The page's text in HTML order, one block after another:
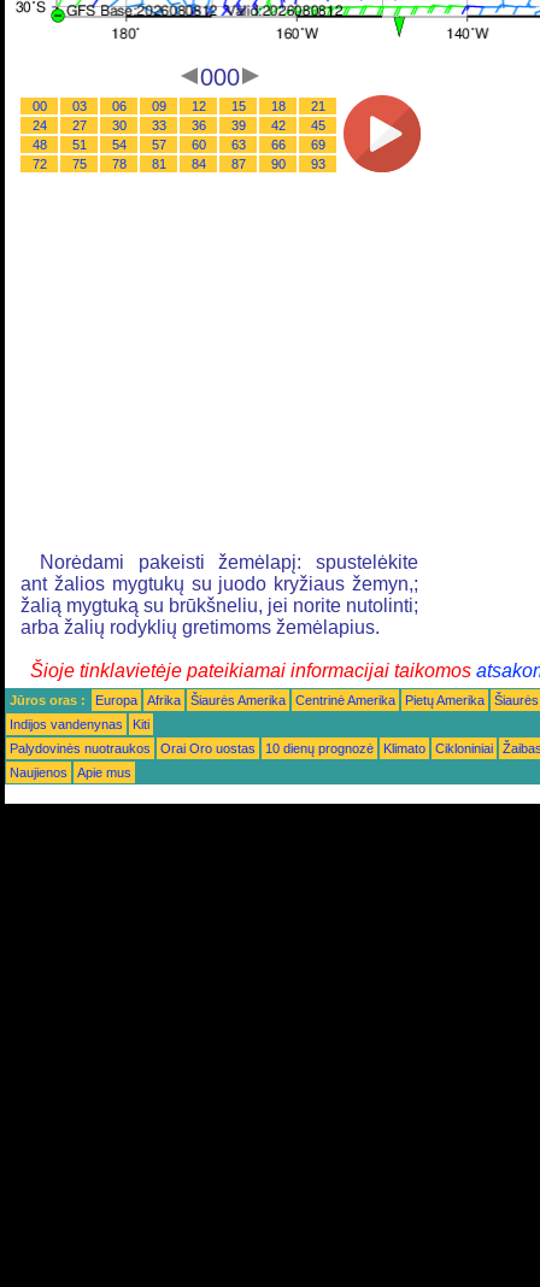
000
00 03 06 09 12 15 18
21
24
27 30 33 36 39 42
45
48
51 54 57 60 63 66
69
72
75 78 81 84 87 90 93
Norėdami pakeisti žemėlapį: spustelėkite
ant žalios mygtukų su juodo kryžiaus žemyn,;
žalią mygtuką su brūkšneliu, jei norite nutolinti;
arba žalių rodyklių gretimoms žemėlapius.
Šioje tinklavietėje pateikiamai informacijai taikomos
Jūros oras : Europa Afrika Šiaurės Amerika Centrinė Amerika Pietų Amerika
Indijos vandenynas
Kiti
Palydovinės nuotraukos
Orai Oro uostas 10 dienų prognozė Klimato Cikloniniai
Naujienos
Apie mus